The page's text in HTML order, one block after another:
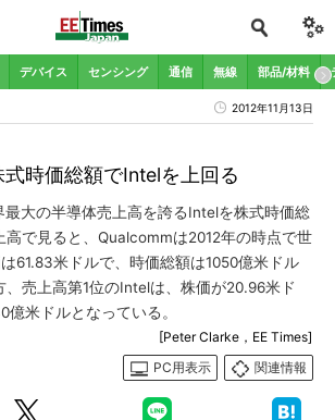
デバイス センシング 通信 無線 部品/材料
2012年11月13日
時価総額でIntelを上回る
大の半導体売上高を誇るIntelを株式時価総
高で見ると、Qualcommは2012年の時点で世
61.83米ドルで、時価総額は1050億米ドル
、売上高第1位のIntelは、株価が20.96米ド
億米ドルとなっている。
[Peter Clarke，EE Times]
PC用表示
関連情報